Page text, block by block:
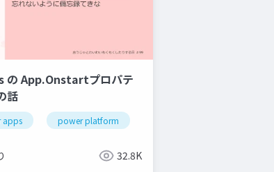
の App.Onstartプロパテ
話
apps power platform
32.8K